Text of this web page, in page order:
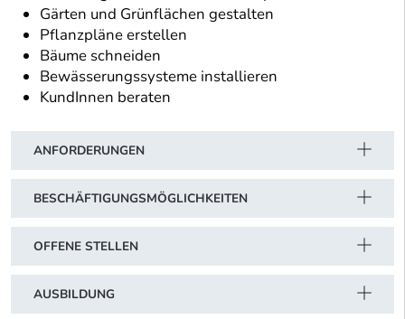
Gärten und Grünflächen gestalten
Pflanzpläne erstellen
Bäume schneiden
Bewässerungssysteme installieren
KundInnen beraten
ANFORDERUNGEN
BESCHÄFTIGUNGSMÖGLICHKEITEN
OFFENE STELLEN
AUSBILDUNG